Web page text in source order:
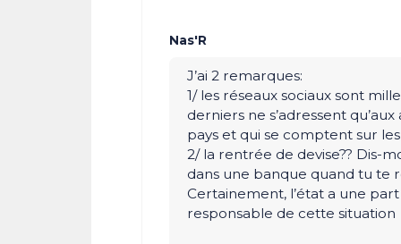
Nas'R
J’ai 2 remarques:
1/ les réseaux sociaux sont
derniers ne s’adressent
pays et qui se comptent sur
2/ la rentrée de devise?? Dis-
dans une banque quand tu te
Certainement, l’état a une
responsable de cette situation